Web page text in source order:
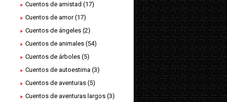
Cuentos de amistad (17)
Cuentos de amor (17)
Cuentos de ángeles (2)
Cuentos de animales (54)
Cuentos de árboles (5)
Cuentos de autoestima (3)
Cuentos de aventuras (5)
Cuentos de aventuras largos (3)